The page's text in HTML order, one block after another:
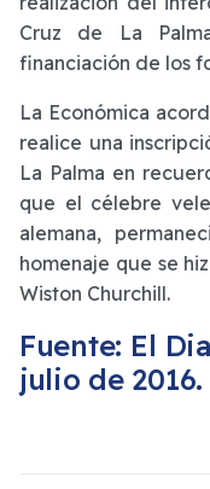
Cruz de La
financiación de los
La Económica
realice una
La Palma en
que el célebre
alemana,
homenaje que se
Wiston Churchill.
Fuente: El
julio de 2016.